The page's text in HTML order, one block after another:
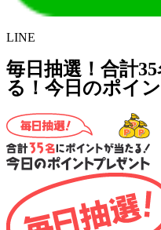
LINE
毎日抽選！合計
る！今日のポイ